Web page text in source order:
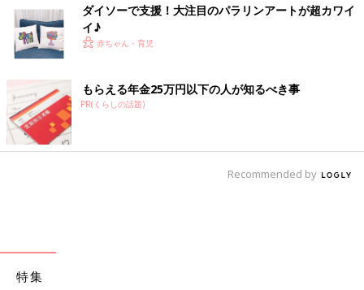
ダイソーで支援！大注目のパラリンアートが超カワイ
イ♪
赤ちゃん・育児
もらえる年金25万円以下の人が知るべき事
PR(くらしの話題)
Recommended by
特集